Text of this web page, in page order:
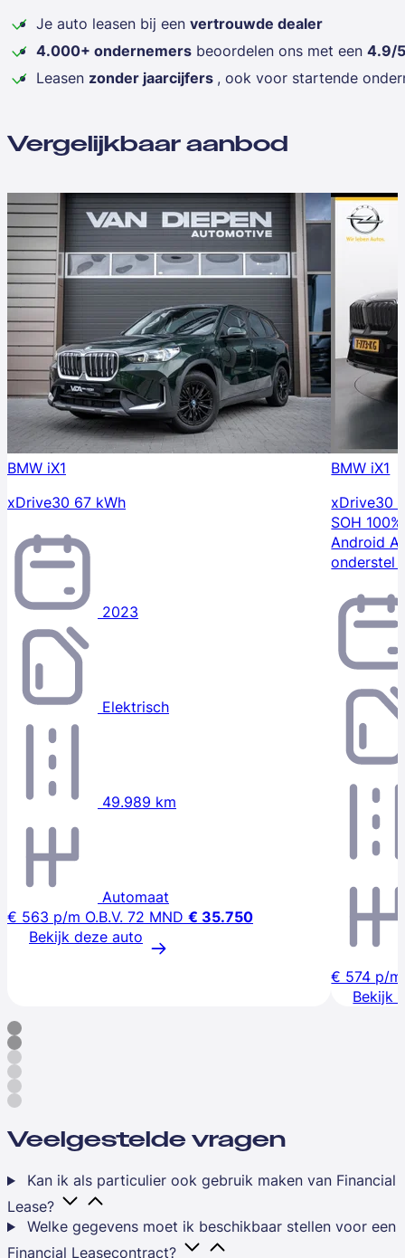
Je auto leasen bij een vertrouwde dealer
4.000+ ondernemers beoordelen ons met een 4.9/5
Leasen zonder jaarcijfers , ook voor startende
Vergelijkbaar aanbod
BMW iX1
xDrive30 67 kWh
2023
Elektrisch
49.989 km
Automaat
€ 563 p/m O.B.V. 72 MND € 35.750
Bekijk deze auto
BMW iX1
xDrive30
SOH
Android
onderstel
€ 574 p/m
Bekijk
Veelgestelde vragen
Kan ik als particulier ook gebruik maken van Financial
Lease?
Welke gegevens moet ik beschikbaar stellen voor een
Financial Leasecontract?